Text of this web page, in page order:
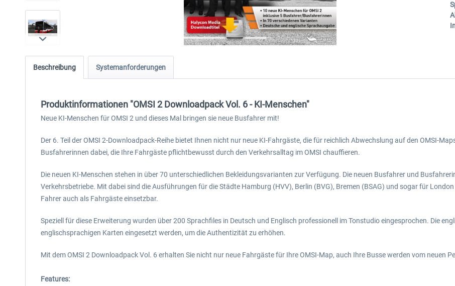
Beschreibung Systemanforderungen
Produktinformationen "OMSI 2 Downloadpack Vol. 6 - KI-Menschen"
Neue KI-Menschen für OMSI 2 und dieses Mal bringen sie neue Busfahrer mit!
Der 6. Teil der OMSI 2-Downloadpack-Reihe bietet Ihnen nicht nur neue KI-Fahrgäste, die für reichlich Abwechslung auf den OMSI-
Busfahrerinnen dabei, die Ihre Fahrgäste pflichtbewusst durch den Verkehrsalltag im OMSI chauffieren.
Die neuen KI-Menschen stehen in über 70 unterschiedlichen Bekleidungsvarianten zur Verfügung. Die neuen Busfahrer und
Verkehrsbetriebe. Mit dabei sind die Ausführungen für die Städte Hamburg (HVV), Berlin (BVG), Bremen (BSAG) und sogar für
Fahrer auch als Fahrgäste einsetzbar.
Speziell für diese Erweiterung wurden über 200 Sprachfiles in Deutsch und Englisch professionell im Tonstudio eingesprochen. Die
englischsprachigen Karten eingesetzt werden, um die Authentizität zu erhöhen.
Mit dem OMSI 2 Downloadpack Vol. 6 erhalten Sie nicht nur neue Fahrgäste für Ihre OMSI-Map, auch Ihre Busse werden vom neuen
Features: